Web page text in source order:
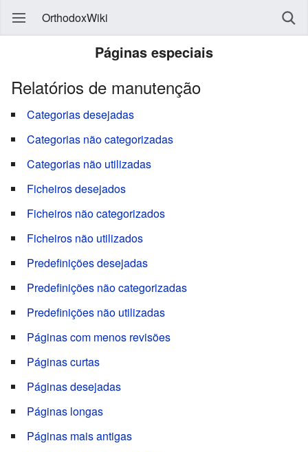
OrthodoxWiki
Páginas especiais
Relatórios de manutenção
Categorias desejadas
Categorias não categorizadas
Categorias não utilizadas
Ficheiros desejados
Ficheiros não categorizados
Ficheiros não utilizados
Predefinições desejadas
Predefinições não categorizadas
Predefinições não utilizadas
Páginas com menos revisões
Páginas curtas
Páginas desejadas
Páginas longas
Páginas mais antigas